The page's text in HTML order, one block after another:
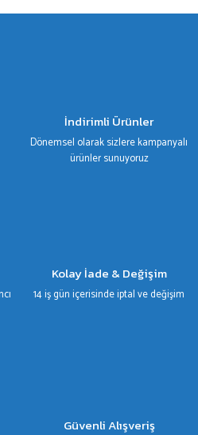
tarafımıza iletebilirsiniz.
olmalı.
İndirimli Ürünler
Dönemsel olarak sizlere kampanyalı
ürünler sunuyoruz
Kolay İade & Değişim
14 iş gün içerisinde iptal ve değişim
Güvenli Alışveriş